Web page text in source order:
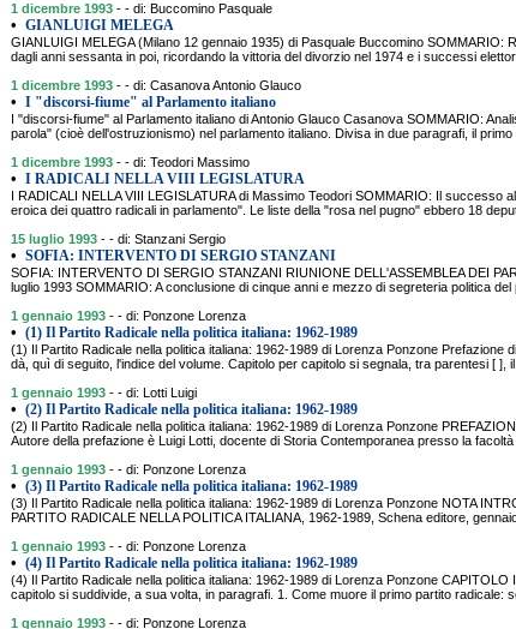
1 dicembre 1993 - - di: Buccomino Pasquale
• GIANLUIGI MELEGA
GIANLUIGI MELEGA (Milano 12 gennaio 1935) di Pasquale Buccomino SOMMARIO:
dagli anni sessanta in poi, ricordando la vittoria del divorzio nel 1974 e i successi
1 dicembre 1993 - - di: Casanova Antonio Glauco
• I "discorsi-fiume" al Parlamento italiano
I "discorsi-fiume" al Parlamento italiano di Antonio Glauco Casanova SOMMARIO:
parola" (cioè dell'ostruzionismo) nel parlamento italiano. Divisa in due paragrafi, il primo
1 dicembre 1993 - - di: Teodori Massimo
• I RADICALI NELLA VIII LEGISLATURA
I RADICALI NELLA VIII LEGISLATURA di Massimo Teodori SOMMARIO: Il successo
eroica dei quattro radicali in parlamento". Le liste della "rosa nel pugno" ebbero 18
15 luglio 1993 - - di: Stanzani Sergio
• SOFIA: INTERVENTO DI SERGIO STANZANI
SOFIA: INTERVENTO DI SERGIO STANZANI RIUNIONE DELL'ASSEMBLEA DEI
luglio 1993 SOMMARIO: A conclusione di cinque anni e mezzo di segreteria politica
1 gennaio 1993 - - di: Ponzone Lorenza
• (1) Il Partito Radicale nella politica italiana: 1962-1989
(1) Il Partito Radicale nella politica italiana: 1962-1989 di Lorenza Ponzone Prefazione
dà, quì di seguito, l'indice del volume. Capitolo per capitolo si segnala, tra parentesi [ ],
1 gennaio 1993 - - di: Lotti Luigi
• (2) Il Partito Radicale nella politica italiana: 1962-1989
(2) Il Partito Radicale nella politica italiana: 1962-1989 di Lorenza Ponzone
Autore della prefazione è Luigi Lotti, docente di Storia Contemporanea presso la
1 gennaio 1993 - - di: Ponzone Lorenza
• (3) Il Partito Radicale nella politica italiana: 1962-1989
(3) Il Partito Radicale nella politica italiana: 1962-1989 di Lorenza Ponzone NOTA
PARTITO RADICALE NELLA POLITICA ITALIANA, 1962-1989, Schena editore,
1 gennaio 1993 - - di: Ponzone Lorenza
• (4) Il Partito Radicale nella politica italiana: 1962-1989
(4) Il Partito Radicale nella politica italiana: 1962-1989 di Lorenza Ponzone CAPITOLO
capitolo si suddivide, a sua volta, in paragrafi. 1. Come muore il primo partito radicale:
1 gennaio 1993 - - di: Ponzone Lorenza